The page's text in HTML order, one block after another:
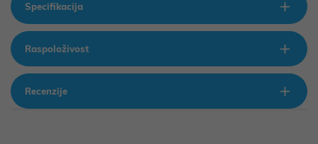
Specifikacija
Raspoloživost
Recenzije